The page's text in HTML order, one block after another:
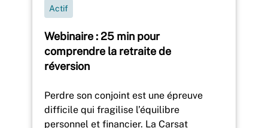
Webinaire : 25 min pour
comprendre la retraite de
réversion
Actif
Perdre son conjoint est une épreuve
difficile qui fragilise l’équilibre
personnel et financier. La Carsat